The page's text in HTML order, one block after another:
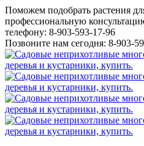
Поможем подобрать растения
профессиональную
телефону: 8-903-593-17-96
Toggle
SlidingBar
Area
Позвоните нам сегодня: 8-903-